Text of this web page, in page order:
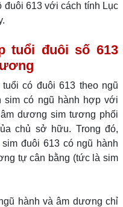
đuôi 613 với cách tính Lục
tuổi đuôi số 613
có đuôi 613 theo ngũ
sim có ngũ hành hợp với
dương sim tương phối
chủ sở hữu. Trong đó,
đuôi 613 có ngũ hành
tự cân bằng (tức là sim
hành và âm dương chỉ